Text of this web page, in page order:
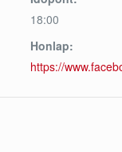
18:00
Honlap:
https://